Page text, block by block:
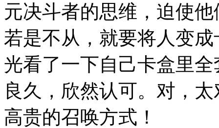
元决斗者的思维，迫使
若是不从，就要将人变
光看了一下自己卡盒里
良久，欣然认可。对，
高贵的召唤方式！